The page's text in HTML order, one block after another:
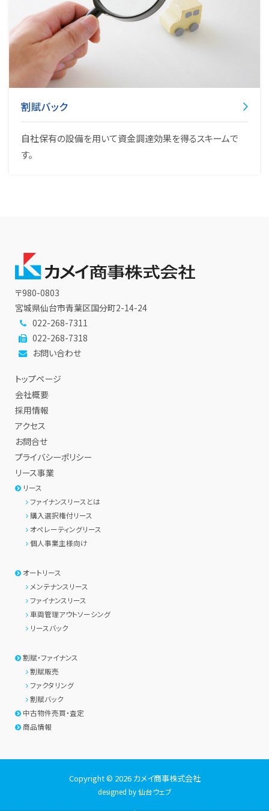
割賦バック
自社保有の設備を用いて資金調達効果を得るスキームで
す。
〒980-0803
宮城県仙台市青葉区国分町2-14-24
022-268-7311
022-268-7318
お問い合わせ
トップページ
会社概要
採用情報
アクセス
お問合せ
プライバシーポリシー
リース事業
リース
ファイナンスリースとは
購入選択権付リース
オペレーティングリース
個人事業主様向け
オートリース
メンテナンスリース
ファイナンスリース
車両管理アウトソーシング
リースバック
割賦・ファイナンス
割賦販売
ファクタリング
割賦バック
中古物件売買・査定
商品情報
Copyright © 2026 カメイ商事株式会社
designed by仙台ウェブ